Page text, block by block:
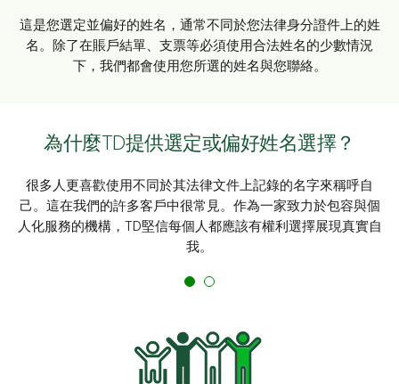
這是您選定並偏好的姓名，通常不同於您法律身分證件上的姓
名。除了在賬戶結單、支票等必須使用合法姓名的少數情況
下，我們都會使用您所選的姓名與您聯絡。
為什麼TD提供選定或偏好姓名選擇？
很多人更喜歡使用不同於其法律文件上記錄的名字來稱呼自
己。這在我們的許多客戶中很常見。作為一家致力於包容與個
人化服務的機構，TD堅信每個人都應該有權利選擇展現真實自
我。